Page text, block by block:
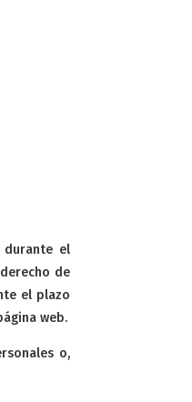
durante el
de
el plazo
web.
o,